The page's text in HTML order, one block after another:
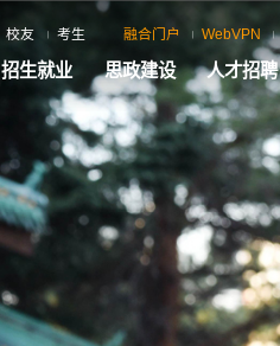
校友 考生 融合门户 WebVPN
招生就业 思政建设 人才招聘